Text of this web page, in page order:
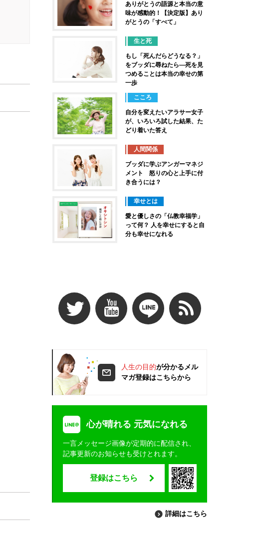
ありがとうの語源と本当の意
味が感動的！【決定版】あり
がとうの「すべて」
生と死
もし「死んだらどうなる？」
をブッダに尋ねたら―死を見
つめることは本当の幸せの第
一歩
こころ
自分を変えたいアラサー女子
が、いろいろ試した結果、た
どり着いた答え
人間関係
ブッダに学ぶアンガーマネジ
メント 怒りの心と上手に付
き合うには？
幸せとは
愛と優しさの「仏教幸福学」
って何？ 人を幸せにすると自
分も幸せになれる
人生の目的が分かるメル
マガ登録はこちらから
心が晴れる 元気になれる
一言メッセージ画像が定期的に配信され、
記事更新のお知らせも受けとれます。
登録はこちら
詳細はこちら